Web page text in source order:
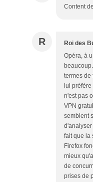
Content
R Roi des
Opéra, à
termes de
lui
n'est pas
VPN
semblent
fait que la
Firefox
mieux
de
prises de